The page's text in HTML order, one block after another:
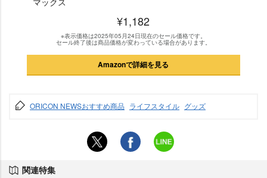
¥1,182
※表示価格は2025年05月24日現在のセール価格です。
セール終了後は商品価格が変わっている場合があります。
Amazonで詳細を見る
ORICON NEWSおすすめ商品 ライフスタイル グッズ
関連特集